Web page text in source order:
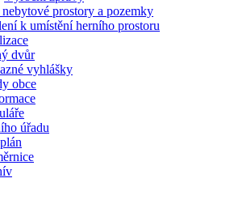
prostory a pozemky
k umístění herního prostoru
dvůr
vyhlášky
obce
úřadu